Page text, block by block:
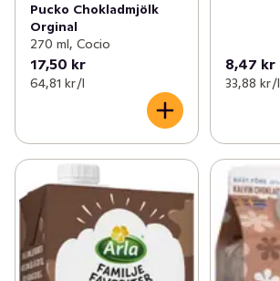
Pucko Chokladmjölk
Orginal
270 ml, Cocio
17,50 kr
64,81 kr /l
8,47 kr
33,88 kr /l